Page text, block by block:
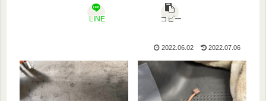
LINE コピー
2022.06.02 2022.07.06